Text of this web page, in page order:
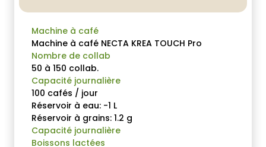
Machine à café
Machine à café NECTA KREA TOUCH Pro
Nombre de collab
50 à 150 collab.
Capacité journalière
100 cafés / jour
Réservoir à eau: -1 L
Réservoir à grains: 1.2 g
Capacité journalière
Boissons lactées